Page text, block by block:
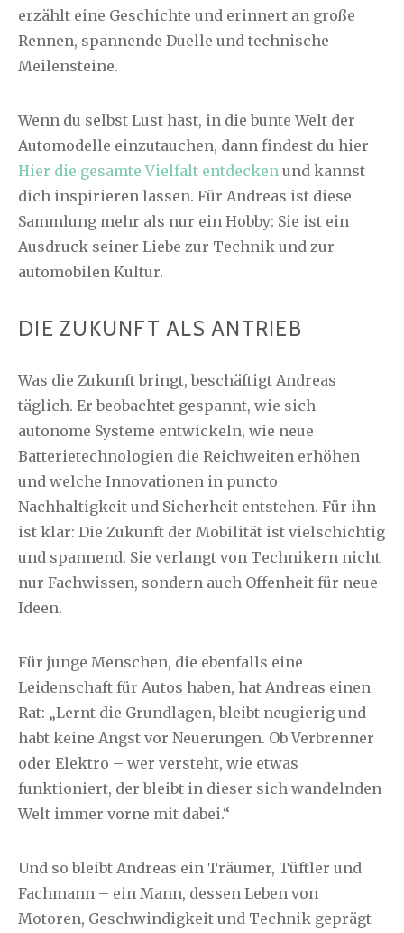
erzählt eine Geschichte und erinnert an große
Rennen, spannende Duelle und technische
Meilensteine.
Wenn du selbst Lust hast, in die bunte Welt der
Automodelle einzutauchen, dann findest du hier
Hier die gesamte Vielfalt entdecken und kannst
dich inspirieren lassen. Für Andreas ist diese
Sammlung mehr als nur ein Hobby: Sie ist ein
Ausdruck seiner Liebe zur Technik und zur
automobilen Kultur.
DIE ZUKUNFT ALS ANTRIEB
Was die Zukunft bringt, beschäftigt Andreas
täglich. Er beobachtet gespannt, wie sich
autonome Systeme entwickeln, wie neue
Batterietechnologien die Reichweiten erhöhen
und welche Innovationen in puncto
Nachhaltigkeit und Sicherheit entstehen. Für ihn
ist klar: Die Zukunft der Mobilität ist vielschichtig
und spannend. Sie verlangt von Technikern nicht
nur Fachwissen, sondern auch Offenheit für neue
Ideen.
Für junge Menschen, die ebenfalls eine
Leidenschaft für Autos haben, hat Andreas einen
Rat: „Lernt die Grundlagen, bleibt neugierig und
habt keine Angst vor Neuerungen. Ob Verbrenner
oder Elektro – wer versteht, wie etwas
funktioniert, der bleibt in dieser sich wandelnden
Welt immer vorne mit dabei.“
Und so bleibt Andreas ein Träumer, Tüftler und
Fachmann – ein Mann, dessen Leben von
Motoren, Geschwindigkeit und Technik geprägt